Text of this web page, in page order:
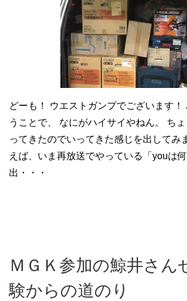
どーも！ ウエストガンプでございます！
うことで、 なにがハイサイやねん。 ち
ってきたのでいってきた感じを出してみ
えば、いま再放送でやっている「youは
出・・・
ＭＧＫ参加の鯨井さん
験からの道のり